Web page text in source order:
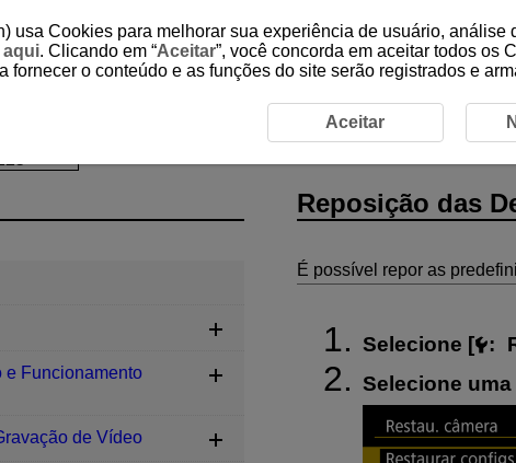
Reposição das Definições da Câmara
Reposição das
É possível repor as
Selecione [ :
Selecione
e Funcionamento
de Vídeo
usa Cookies para melhorar sua experiência de usuário,
aqui. Clicando em “Aceitar”, você concorda em aceitar todos os
fornecer o conteúdo e as funções do site serão registrados e
Aceitar